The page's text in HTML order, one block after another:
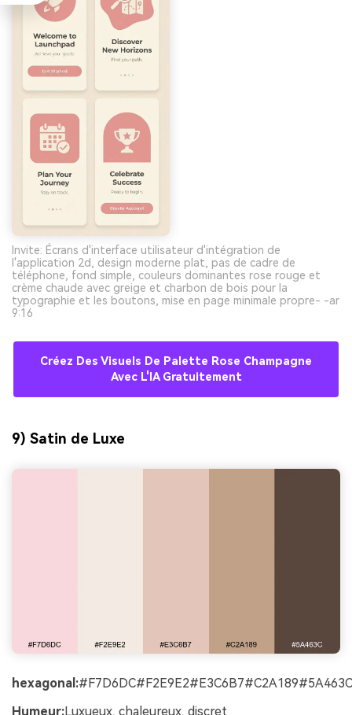
Invite: Écrans d'interface utilisateur d'intégration de
l'application 2d, design moderne plat, pas de cadre de
téléphone, fond simple, couleurs dominantes rose rouge et
crème chaude avec greige et charbon de bois pour la
typographie et les boutons, mise en page minimale propre- -ar
9:16
Créez Des Visuels De Palette Rose Champagne
Avec L'IA Gratuitement
9) Satin de Luxe
hexagonal:#F7D6DC#F2E9E2#E3C6B7#C2A189#5A463C
Humeur:Luxueux, chaleureux, discret